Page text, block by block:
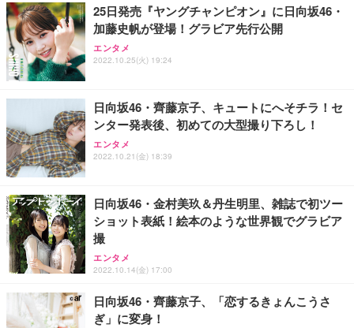
25日発売『ヤングチャンピオン』に日向坂46・
加藤史帆が登場！グラビア先行公開
エンタメ
2022.10.25(火) 19:24
日向坂46・齊藤京子、キュートにへそチラ！セ
ンター発表後、初めての大型撮り下ろし！
エンタメ
2022.10.21(金) 18:39
日向坂46・金村美玖＆丹生明里、雑誌で初ツー
ショット表紙！絵本のような世界観でグラビア
撮
エンタメ
2022.10.14(金) 17:00
日向坂46・齊藤京子、「恋するきょんこうさ
ぎ」に変身！